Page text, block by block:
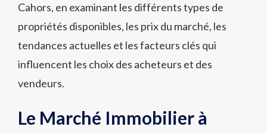
Cahors, en examinant les différents types de
propriétés disponibles, les prix du marché, les
tendances actuelles et les facteurs clés qui
influencent les choix des acheteurs et des
vendeurs.
Le Marché Immobilier à